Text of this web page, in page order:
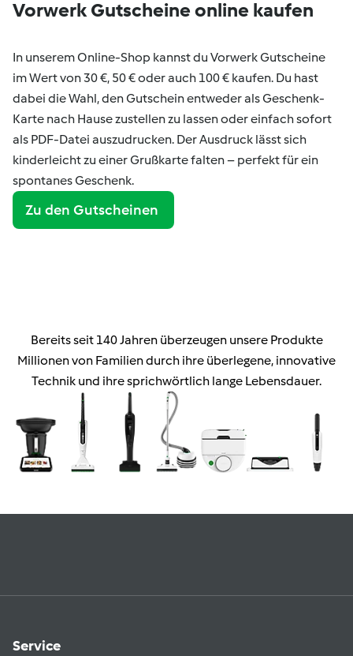
Vorwerk Gutscheine online kaufen
In unserem Online-Shop kannst du Vorwerk Gutscheine
im Wert von 30 €, 50 € oder auch 100 € kaufen. Du hast
dabei die Wahl, den Gutschein entweder als Geschenk-
Karte nach Hause zustellen zu lassen oder einfach sofort
als PDF-Datei auszudrucken. Der Ausdruck lässt sich
kinderleicht zu einer Grußkarte falten – perfekt für ein
spontanes Geschenk.
Zu den Gutscheinen
Bereits seit 140 Jahren überzeugen unsere Produkte
Millionen von Familien durch ihre überlegene, innovative
Technik und ihre sprichwörtlich lange Lebensdauer.
Service